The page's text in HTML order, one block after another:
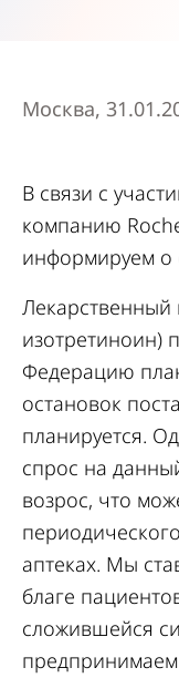
Москва,
В связи с
компанию
информируем
изотретиноин)
Федерацию
остановок
планируется.
спрос на
возрос, что
аптеках. Мы
благе
сложившейся
предпринимаем